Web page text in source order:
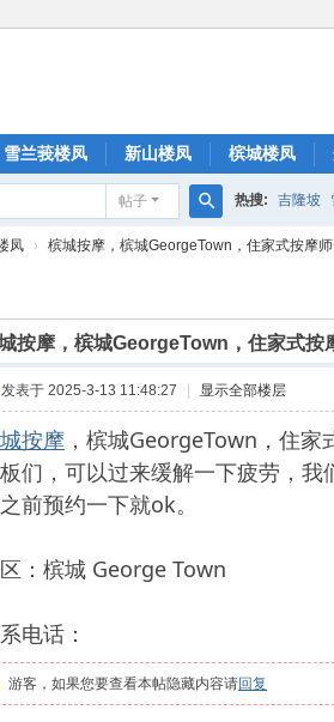
雪兰莪楼凤 新山楼凤 槟城楼凤
帖子
搜
热搜: 吉隆坡
凤 › 槟城按摩，槟城GeorgeTown，住家式按摩
按摩，槟城GeorgeTown，住家式按
发表于 2025-3-13 11:48:27 显示全部楼层
按摩 ，槟城GeorgeTown，住
们，可以过来缓解一下疲劳，我
前预约一下就ok。
：槟城 George Town
电话：
游客，如果您要查看本帖隐藏内容请回复